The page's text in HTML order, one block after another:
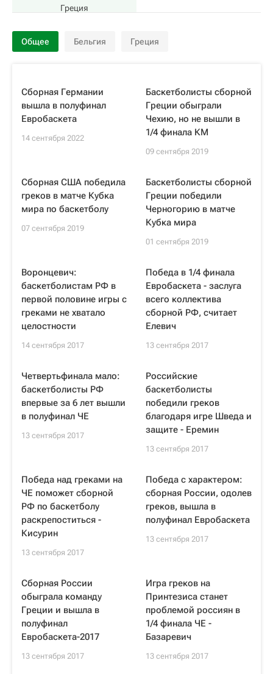
Греция
Общее Бельгия Греция
Сборная Германии
вышла в полуфинал
Евробаскета
14 сентября 2022
Баскетболисты сборной
Греции обыграли
Чехию, но не вышли в
1/4 финала КМ
09 сентября 2019
Сборная США победила
греков в матче Кубка
мира по баскетболу
07 сентября 2019
Баскетболисты сборной
Греции победили
Черногорию в матче
Кубка мира
01 сентября 2019
Воронцевич:
баскетболистам РФ в
первой половине игры с
греками не хватало
целостности
14 сентября 2017
Победа в 1/4 финала
Евробаскета - заслуга
всего коллектива
сборной РФ, считает
Елевич
13 сентября 2017
Четвертьфинала мало:
баскетболисты РФ
впервые за 6 лет вышли
в полуфинал ЧЕ
13 сентября 2017
Российские
баскетболисты
победили греков
благодаря игре Шведа и
защите - Еремин
13 сентября 2017
Победа над греками на
ЧЕ поможет сборной
РФ по баскетболу
раскрепоститься -
Кисурин
13 сентября 2017
Победа с характером:
сборная России, одолев
греков, вышла в
полуфинал Евробаскета
13 сентября 2017
Сборная России
обыграла команду
Греции и вышла в
полуфинал
Евробаскета-2017
13 сентября 2017
Игра греков на
Принтезиса станет
проблемой россиян в
1/4 финала ЧЕ -
Базаревич
13 сентября 2017